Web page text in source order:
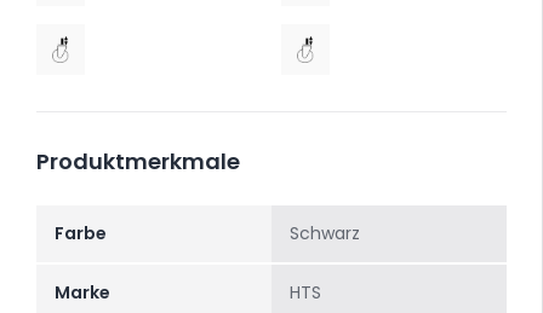
Produktmerkmale
Farbe Schwarz
Marke HTS